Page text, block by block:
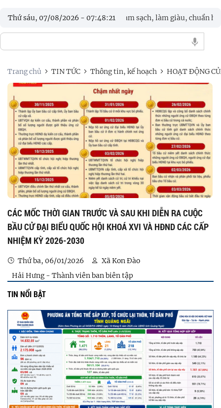
Thứ sáu, 07/08/2026 - 07:48:21
triển khai Chiến dịch 90 ngày làm sạch, làm giàu, chuẩn hoá
Trang chủ TIN TỨC Thông tin, kế hoạch HOẠT ĐỘNG
CÁC MỐC THỜI GIAN TRƯỚC VÀ SAU KHI DIỄN RA CUỘC
BẦU CỬ ĐẠI BIỂU QUỐC HỘI KHOÁ XVI VÀ HĐND CÁC CẤP
NHIỆM KỲ 2026-2030
Thứ ba, 06/01/2026
Xã Kon Đào
Hải Hưng - Thành viên ban biên tập
TIN NỔI BẬT